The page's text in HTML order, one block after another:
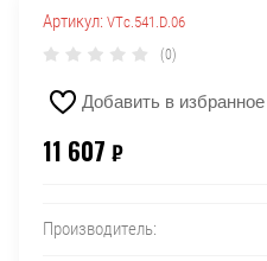
Артикул: VTc.541.D.06
(0)
Добавить в избранное
11 607 ₽
Производитель: